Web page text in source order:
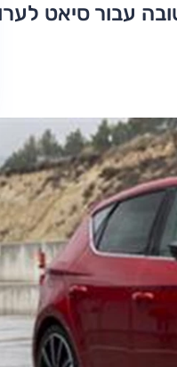
ל–300 כ"ס. הזדמנות טובה עבור סיאט